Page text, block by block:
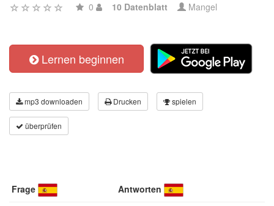
0 10 Datenblatt Mangel
Lernen beginnen
mp3 downloaden Drucken spielen
überprüfen
Frage Antworten